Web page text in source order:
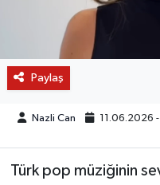
Paylaş
Nazli Can 11.06.2026
Türk pop müziğinin